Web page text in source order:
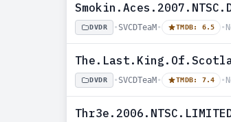
DVDR • SVCDTeaM • TMDB: 6.5 •
DVDR • SVCDTeaM • TMDB: 7.4 •